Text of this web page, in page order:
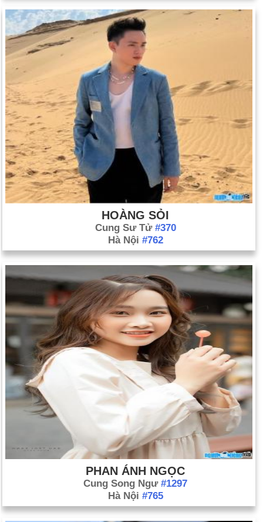
HOÀNG SỎI
Cung Sư Tử #370
Hà Nội #762
PHAN ÁNH NGỌC
Cung Song Ngư #1297
Hà Nội #765